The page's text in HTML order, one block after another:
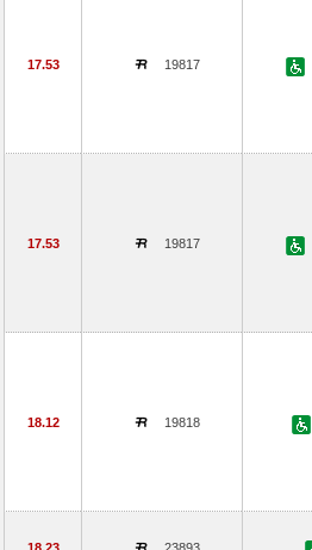
17.53 19817
17.53 19817
18.12 19818